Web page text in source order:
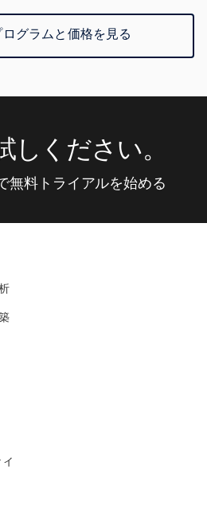
グラムと価格を見る
しください。
料トライアルを始める